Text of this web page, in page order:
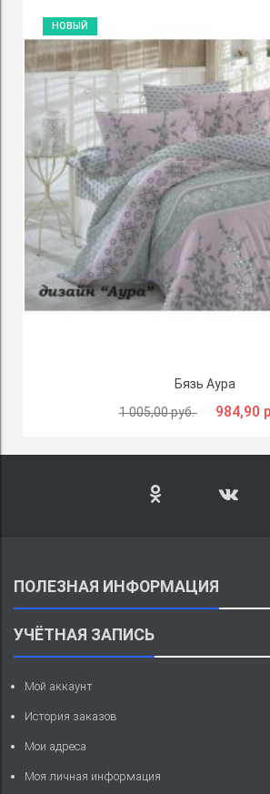
НОВЫЙ
Бязь Аура
1 005,00 руб.
984,90
ПОЛЕЗНАЯ ИНФОРМАЦИЯ
УЧЁТНАЯ ЗАПИСЬ
Мой аккаунт
История заказов
Мои адреса
Моя личная информация